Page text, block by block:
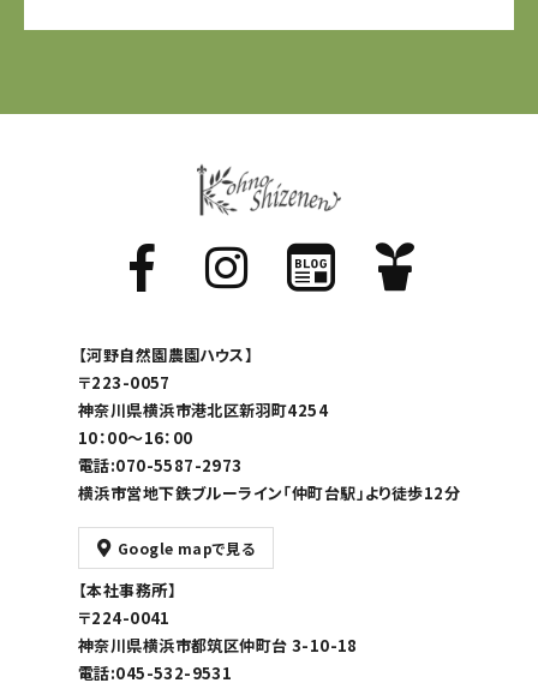
【河野自然園農園ハウス】
〒223-0057
神奈川県横浜市港北区新羽町4254
10：00～16：00
電話:070-5587-2973
横浜市営地下鉄ブルーライン「仲町台駅」より徒歩12分
Google mapで見る
【本社事務所】
〒224-0041
神奈川県横浜市都筑区仲町台 3-10-18
電話:045-532-9531